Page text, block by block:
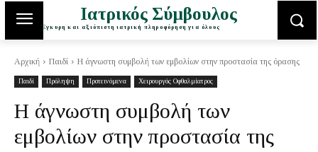
Ιατρικός Σύμβουλος
Έγκυρη και αξιόπιστη ιατρική πληροφόρηση για όλους
Αρχική Παιδί Η άγνωστη συμβολή των εμβολίων στην προστασία της όρασης
Παιδί Πρόληψη Προτεινόμενα Χειρουργός Οφθαλμίατρος
Η άγνωστη συμβολή των
εμβολίων στην προστασία της